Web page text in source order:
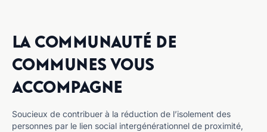
La communauté de
communes vous
accompagne
Soucieux de contribuer à la réduction de l’isolement des
personnes par le lien social intergénérationnel de proximité,